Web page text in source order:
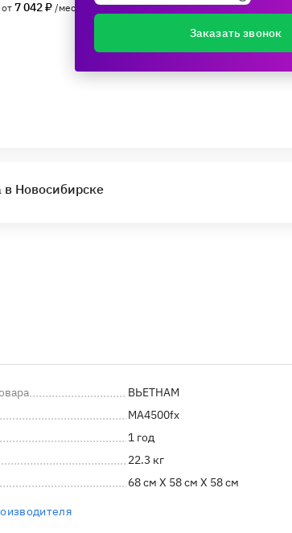
7 042 ₽ /мес.
в Новосибирске
ВЬЕТНАМ
MA4500fx
1 год
22.3 кг
68 см X 58 см X 58 см
Заказать звонок